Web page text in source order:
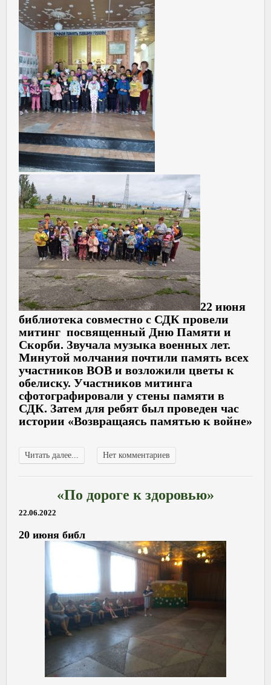
22 июня
библиотека совместно с СДК провели
митинг посвященный Дню Памяти и
Скорби. Звучала музыка военных лет.
Минутой молчания почтили память всех
участников ВОВ и возложили цветы к
обелиску. Участников митинга
сфотографировали у стены памяти в
СДК. Затем для ребят был проведен час
истории «Возвращаясь памятью к войне»
Читать далее... Нет комментариев
«По дороге к здоровью»
22.06.2022
20 июня библ